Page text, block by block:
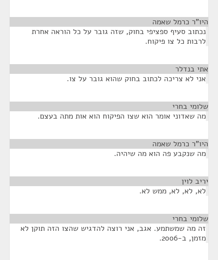
היו"ר כרמל שאמה
נכתוב סעיף ספציפי בחוק, שזה גובר על כל הוראה אחרת
לרבות כל צו פיקוח.
אתי בנדלר
אני לא צריכה לכתוב בחוק שהוא גובר על צו.
שלומי בחרי
מה שאדוני אומר הוא שצו הפיקוח הוא אות מתה בעצם.
היו"ר כרמל שאמה
מה שנקבע פה הוא מה שיהיה.
יריב לוין
לא, לא, לא, ממש לא.
שלומי בחרי
זה מה שמשתמע. אגב, אני רוצה להדגיש שהצו הזה תוקן לא
מזמן, ב-2006.